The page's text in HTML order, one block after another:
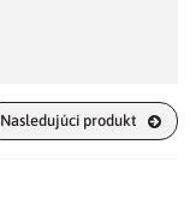
Nasledujúci produkt